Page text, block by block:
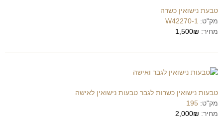
טבעת נישואין כשרה
מק"ט: W42270-1
מחיר: 1,500₪
טבעות נישואין כשרות לגבר טבעות נישואין לאישה
מק"ט: 195
מחיר: 2,000₪